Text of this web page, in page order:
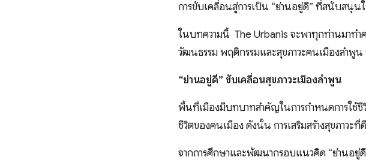
การขับเคลื่อนสู่การเป็น “ย่านอยู่ดี” ที่สนับสนุน
ในบทความนี้ The Urbanis จะพาทุกท่านมาทำ
วัฒนธรรม พฤติกรรมและสุขภาวะคนเมืองลำพู
“ย่านอยู่ดี” ขับเคลื่อนสุขภาวะเมืองลำพูน
พื้นที่เมืองมีบทบาทสำคัญในการกำหนดการใช้
ชีวิตของคนเมือง ดังนั้น การเสริมสร้างสุขภาวะ
จากการศึกษาและพัฒนากรอบแนวคิด “ย่านอยู่